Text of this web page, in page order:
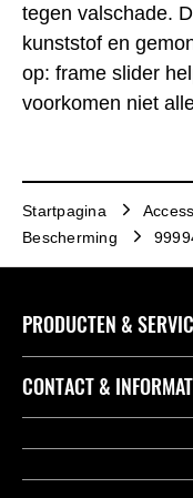
tegen valschade.
kunststof en
op: frame slider
voorkomen niet
Startpagina
Bescherming
PRODUCTEN &
Accessoires &
Dealers
CONTACT &
Contact